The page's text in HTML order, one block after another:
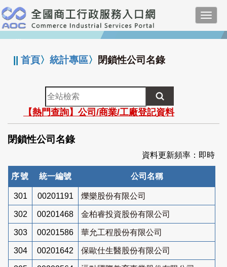
跳
到
主
要
:::
||首頁〉統計專區〉 閉鎖性公司名錄
全
站
檢
索
【熱門查詢】公司/商業/工廠登記資料
閉鎖性公司名錄
資料更新頻率：即時
序號 統一編號 公司名稱
301 00201191 爍樂股份有限公司
302 00201468 金柏睿投資股份有限公司
303 00201586 華允工程股份有限公司
304 00201642 保歐仕生醫股份有限公司